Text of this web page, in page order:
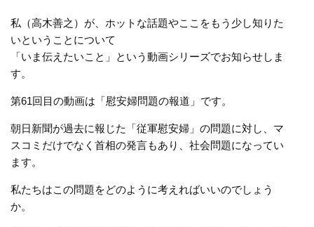
私（高木善之）が、ホットな話題やここをもう少し知りた
いということについて
「いま伝えたいこと」という動画シリーズでお知らせしま
す。
第61回目の動画は「慰安婦問題の報道」です。
朝日新聞が過去に報じた「従軍慰安婦」の問題に対し、マ
スコミだけでなく首相の発言もあり、社会問題になってい
ます。
私たちはこの問題をどのように考えればいいのでしょう
か。